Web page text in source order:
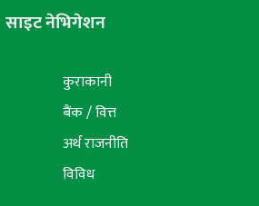
साइट नेभिगेशन
कुराकानी
बैंक / वित्त
अर्थ राजनीति
विविध